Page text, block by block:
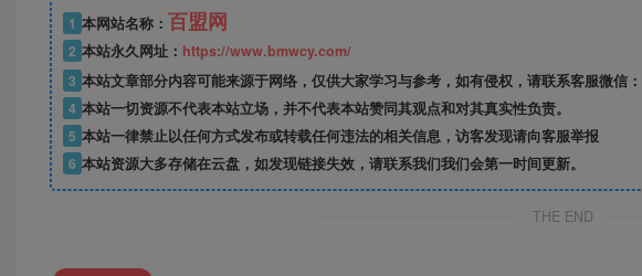
1 本网站名称： 百盟网
2 本站永久网址： https://www.bmwcy.com/
3 本站文章部分内容可能来源于网络，仅供大家学习与参考，如有侵权，请联系客服微信：
4 本站一切资源不代表本站立场，并不代表本站赞同其观点和对其真实性负责。
5 本站一律禁止以任何方式发布或转载任何违法的相关信息，访客发现请向客服举报
6 本站资源大多存储在云盘，如发现链接失效，请联系我们我们会第一时间更新。
THE END